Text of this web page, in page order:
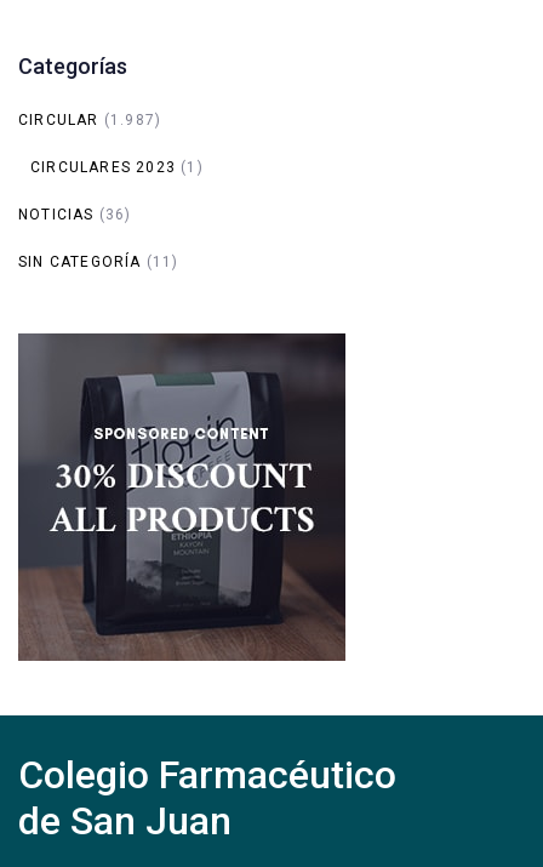
Categorías
CIRCULAR (1.987)
CIRCULARES 2023 (1)
NOTICIAS (36)
SIN CATEGORÍA (11)
Colegio Farmacéutico
de San Juan